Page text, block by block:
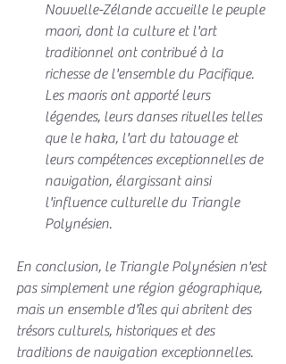
Nouvelle-Zélande accueille le peuple
maori, dont la culture et l'art
traditionnel ont contribué à la
richesse de l'ensemble du Pacifique.
Les maoris ont apporté leurs
légendes, leurs danses rituelles telles
que le haka, l'art du tatouage et
leurs compétences exceptionnelles de
navigation, élargissant ainsi
l'influence culturelle du Triangle
Polynésien.
En conclusion, le Triangle Polynésien n'est
pas simplement une région géographique,
mais un ensemble d'îles qui abritent des
trésors culturels, historiques et des
traditions de navigation exceptionnelles.